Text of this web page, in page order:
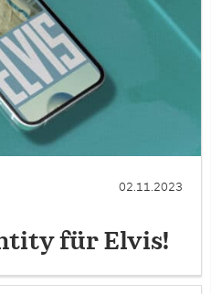
02.11.2023
für Elvis!